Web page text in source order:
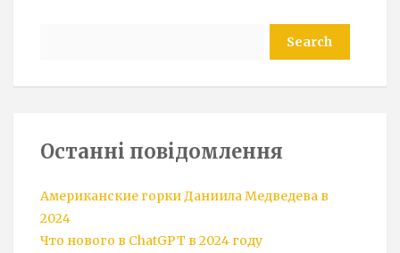
Останні повідомлення
Американские горки Даниила Медведева в
2024
Что нового в ChatGPT в 2024 году